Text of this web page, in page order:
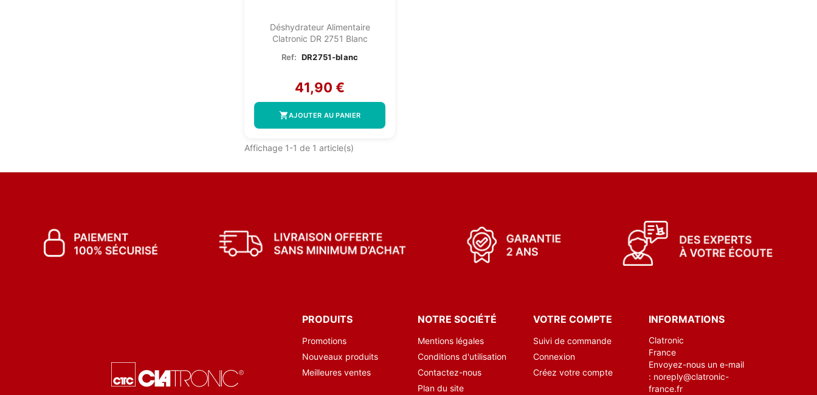
Déshydrateur Alimentaire
Clatronic DR 2751 Blanc
Ref: DR2751-blanc
41,90 €
shopping_cartAJOUTER AU PANIER
Affichage 1-1 de 1 article(s)
PRODUITS
Promotions
Nouveaux produits
Meilleures ventes
NOTRE SOCIÉTÉ
Mentions légales
Conditions d'utilisation
Contactez-nous
Plan du site
VOTRE COMPTE
Suivi de commande
Connexion
Créez votre compte
INFORMATIONS
Clatronic
France
Envoyez-nous un e-mail
: noreply@clatronic-
france.fr